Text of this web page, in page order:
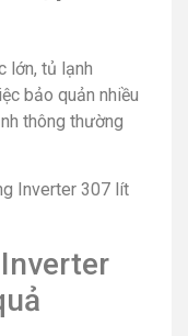
lớn, tủ lạnh
bảo quản nhiều
thông thường